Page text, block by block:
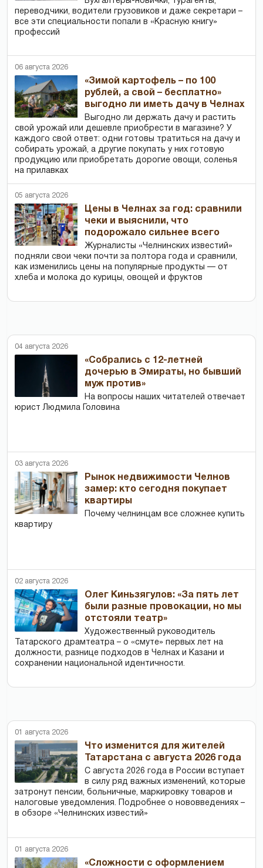
переводчики, водители грузовиков и даже секретари –
все эти специальности попали в «Красную книгу»
профессий
06 августа 2026
«Зимой картофель – по 100
рублей, а свой – бесплатно»
выгодно ли иметь дачу в Челнах
Выгодно ли держать дачу и растить
свой урожай или дешевле приобрести в магазине? У
каждого свой ответ: одни готовы тратиться на дачу и
собирать урожай, а другие покупать у них готовую
продукцию или приобретать дорогие овощи, соленья
на прилавках
05 августа 2026
Цены в Челнах за год: сравнили
чеки и выяснили, что
подорожало сильнее всего
Журналисты «Челнинских известий»
подняли свои чеки почти за полтора года и сравнили,
как изменились цены на популярные продукты — от
хлеба и молока до курицы, овощей и фруктов
04 августа 2026
«Собрались с 12-летней
дочерью в Эмираты, но бывший
муж против»
На вопросы наших читателей отвечает
юрист Людмила Головина
03 августа 2026
Рынок недвижимости Челнов
замер: кто сегодня покупает
квартиры
Почему челнинцам все сложнее купить
квартиру
02 августа 2026
Олег Киньзягулов: «За пять лет
были разные провокации, но мы
отстояли театр»
Художественный руководитель
Татарского драмтеатра – о «смуте» первых лет на
должности, разнице подходов в Челнах и Казани и
сохранении национальной идентичности.
01 августа 2026
Что изменится для жителей
Татарстана с августа 2026 года
С августа 2026 года в России вступает
в силу ряд важных изменений, которые
затронут пенсии, больничные, маркировку товаров и
налоговые уведомления. Подробнее о нововведениях –
в обзоре «Челнинских известий»
01 августа 2026
«Сложности с оформлением